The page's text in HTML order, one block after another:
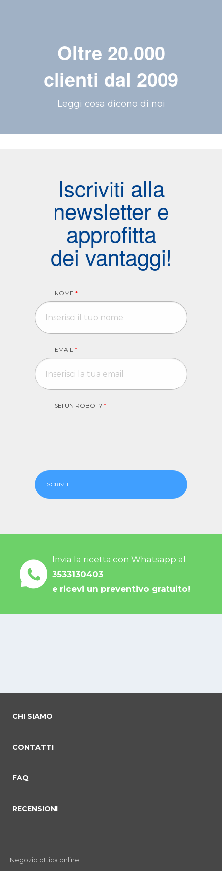
Oltre 20.000
clienti dal 2009
Leggi cosa dicono di noi
Iscriviti alla
newsletter e
approfitta
dei vantaggi!
NOME *
EMAIL *
SEI UN ROBOT? *
ISCRIVITI
Invia la ricetta con Whatsapp al
3533130403
e ricevi un preventivo gratuito!
CHI SIAMO
CONTATTI
FAQ
RECENSIONI
Negozio ottica online